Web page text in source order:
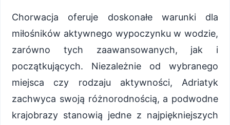
Chorwacja oferuje doskonałe warunki dla
miłośników aktywnego wypoczynku w wodzie,
zarówno tych zaawansowanych, jak i
początkujących. Niezależnie od wybranego
miejsca czy rodzaju aktywności, Adriatyk
zachwyca swoją różnorodnością, a podwodne
krajobrazy stanowią jedne z najpiękniejszych